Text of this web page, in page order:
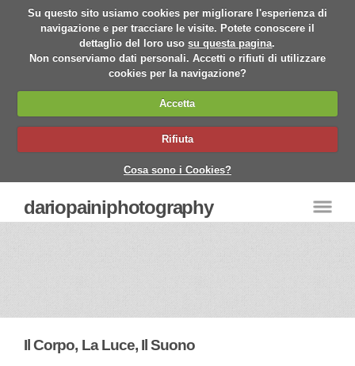
Su questo sito usiamo cookies per migliorare l'esperienza di
navigazione e per tracciare le visite. Potete conoscere il
dettaglio del loro usosu questa pagina.
Non conserviamo dati personali. Accetti o rifiuti di utilizzare
cookies per la navigazione?
Accetta
Rifiuta
Cosa sono i Cookies?
dariopainiphotography
Il Corpo, La Luce, Il Suono